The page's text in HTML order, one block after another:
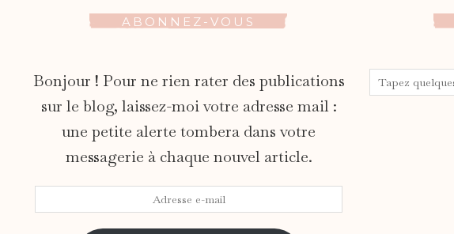
ABONNEZ-VOUS
Bonjour ! Pour ne rien rater des publications
sur le blog, laissez-moi votre adresse mail :
une petite alerte tombera dans votre
messagerie à chaque nouvel article.